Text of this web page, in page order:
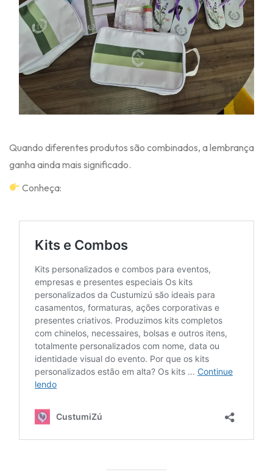
Quando diferentes produtos são combinados, a lembrança
ganha ainda mais significado.
Conheça: